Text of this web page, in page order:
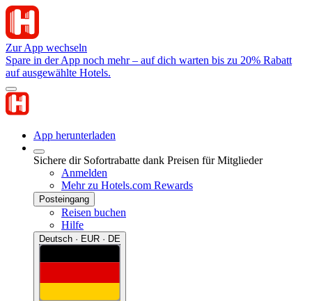
Zur App wechseln
Spare in der App noch mehr – auf dich warten bis zu 20% Rabatt
auf ausgewählte Hotels.
App herunterladen
Sichere dir Sofortrabatte dank Preisen für Mitglieder
Anmelden
Mehr zu Hotels.com Rewards
Posteingang
Reisen buchen
Hilfe
Deutsch · EUR · DE